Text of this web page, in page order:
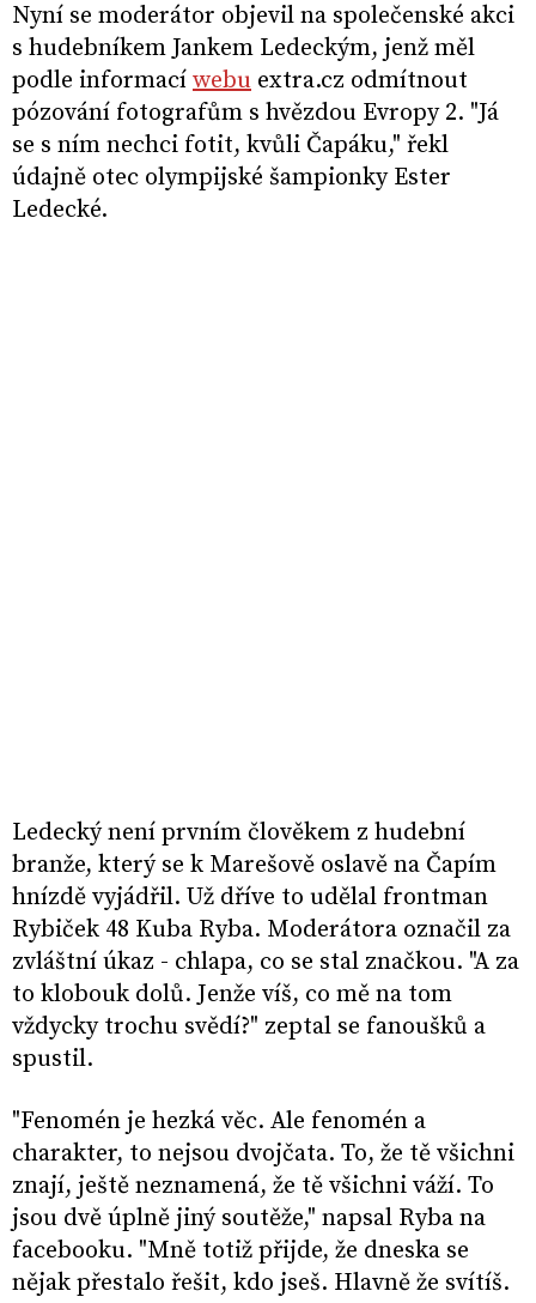
Nyní se moderátor objevil na společenské akci
s hudebníkem Jankem Ledeckým, jenž měl
podle informací webu extra.cz odmítnout
pózování fotografům s hvězdou Evropy 2. "Já
se s ním nechci fotit, kvůli Čapáku," řekl
údajně otec olympijské šampionky Ester
Ledecké.
Ledecký není prvním člověkem z hudební
branže, který se k Marešově oslavě na Čapím
hnízdě vyjádřil. Už dříve to udělal frontman
Rybiček 48 Kuba Ryba. Moderátora označil za
zvláštní úkaz - chlapa, co se stal značkou. "A za
to klobouk dolů. Jenže víš, co mě na tom
vždycky trochu svědí?" zeptal se fanoušků a
spustil.
"Fenomén je hezká věc. Ale fenomén a
charakter, to nejsou dvojčata. To, že tě všichni
znají, ještě neznamená, že tě všichni váží. To
jsou dvě úplně jiný soutěže," napsal Ryba na
facebooku. "Mně totiž přijde, že dneska se
nějak přestalo řešit, kdo jseš. Hlavně že svítíš.